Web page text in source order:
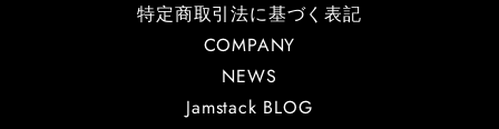
特定商取引法に基づく表記
COMPANY
NEWS
Jamstack BLOG